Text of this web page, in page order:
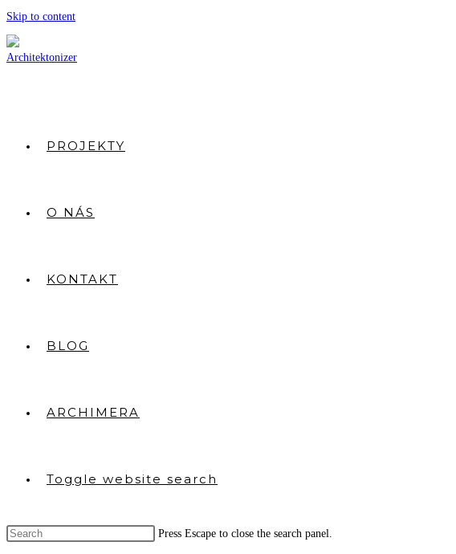
Skip to content
PROJEKTY
O NÁS
KONTAKT
BLOG
ARCHIMERA
Toggle website search
Press Escape to close the search panel.